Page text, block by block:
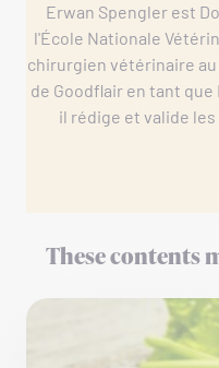
Erwan Spengler est
l'École Nationale
chirurgien vétérinaire au
de Goodflair en tant
il rédige et valide
These contents